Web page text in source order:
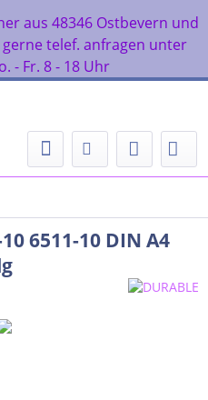
aus 48346 Ostbevern und
telef. anfragen unter
- Fr. 8 - 18 Uhr
6511-10 DIN A4